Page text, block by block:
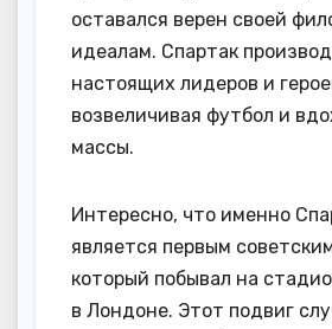
оставался верен своей
идеалам. Спартак
настоящих лидеров и
возвеличивая футбол и
массы.
Интересно, что именно
является первым
который побывал на
в Лондоне. Этот подвиг